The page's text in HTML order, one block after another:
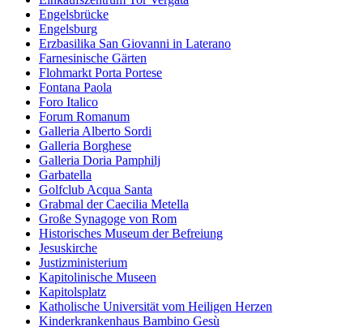
Engelsbrücke
Engelsburg
Erzbasilika San Giovanni in Laterano
Farnesinische Gärten
Flohmarkt Porta Portese
Fontana Paola
Foro Italico
Forum Romanum
Galleria Alberto Sordi
Galleria Borghese
Galleria Doria Pamphilj
Garbatella
Golfclub Acqua Santa
Grabmal der Caecilia Metella
Große Synagoge von Rom
Historisches Museum der Befreiung
Jesuskirche
Justizministerium
Kapitolinische Museen
Kapitolsplatz
Katholische Universität vom Heiligen Herzen
Kinderkrankenhaus Bambino Gesù